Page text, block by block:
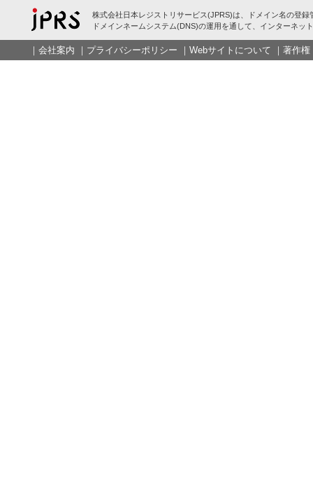
株式会社日本レジストリサービス(JPRS)は、ドメイン名の登録
ドメインネームシステム(DNS)の運用を通して、インターネッ
｜ 会社案内 ｜ プライバシーポリシー ｜ Webサイトについて ｜ 著作権